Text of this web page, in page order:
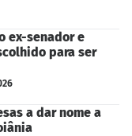
ex-senador e
para ser
a dar nome a